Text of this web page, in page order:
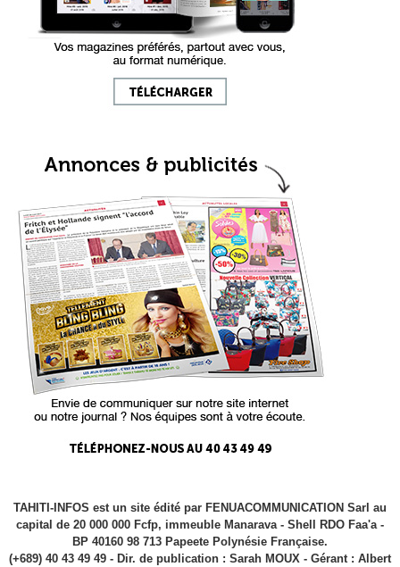
TAHITI-INFOS est un site édité par FENUACOMMUNICATION Sarl au
capital de 20 000 000 Fcfp, immeuble Manarava - Shell RDO Faa'a -
BP 40160 98 713 Papeete Polynésie Française.
(+689) 40 43 49 49 - Dir. de publication : Sarah MOUX - Gérant : Albert